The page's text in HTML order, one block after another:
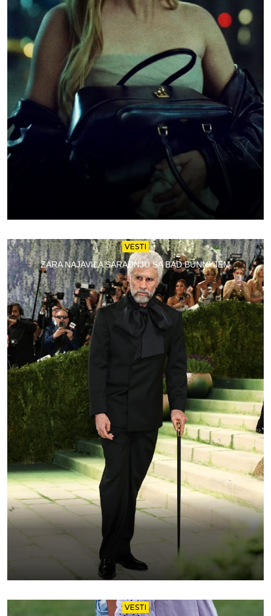
VESTI
ZARA NAJAVILA SARADNJU SA BAD BUNNYJEM
VESTI